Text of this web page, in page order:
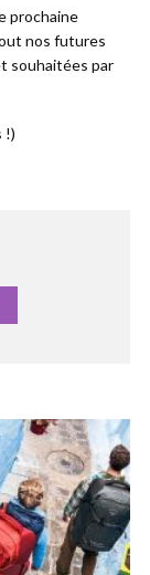
prochaine
nos futures
souhaitées par
!)